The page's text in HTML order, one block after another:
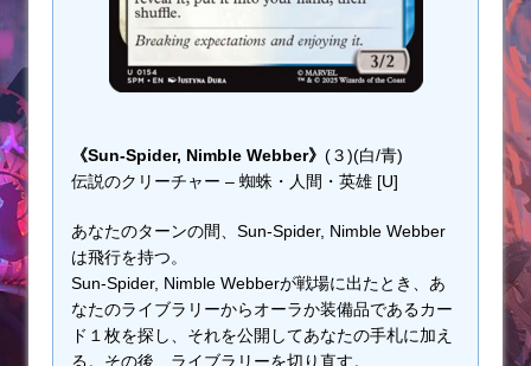
《Sun-Spider, Nimble Webber》 (３)(白/青)
伝説のクリーチャー – 蜘蛛・人間・英雄 [U]
あなたのターンの間、Sun-Spider, Nimble Webber
は飛行を持つ。
Sun-Spider, Nimble Webberが戦場に出たとき、あ
なたのライブラリーからオーラか装備品であるカー
ド１枚を探し、それを公開してあなたの手札に加え
る。その後、ライブラリーを切り直す。